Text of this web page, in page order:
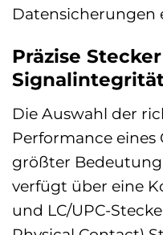
Datensicherungen
Präzise
Die Auswahl der
Performance eines
größter
verfügt über eine
und LC/UPC-